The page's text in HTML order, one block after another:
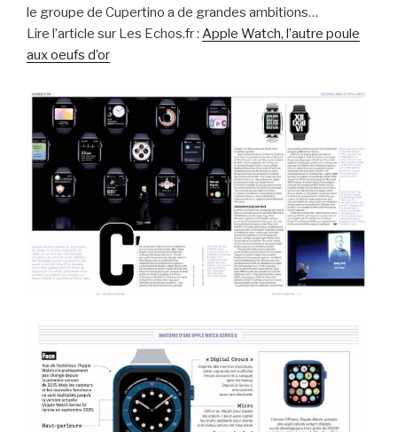
le groupe de Cupertino a de grandes ambitions…
Lire l’article sur Les Echos.fr : Apple Watch, l’autre poule
aux oeufs d’or